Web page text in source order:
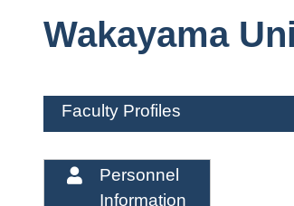
Wakayama
Faculty Profiles
Personnel
Information